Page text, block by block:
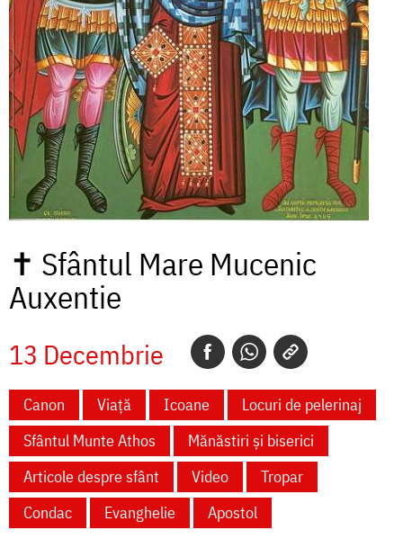
✝ Sfântul Mare Mucenic
Auxentie
13 Decembrie
Canon Viață Icoane
Locuri de pelerinaj
Sfântul Munte Athos
Mănăstiri și biserici
Articole despre sfânt
Video
Tropar
Condac
Evanghelie Apostol